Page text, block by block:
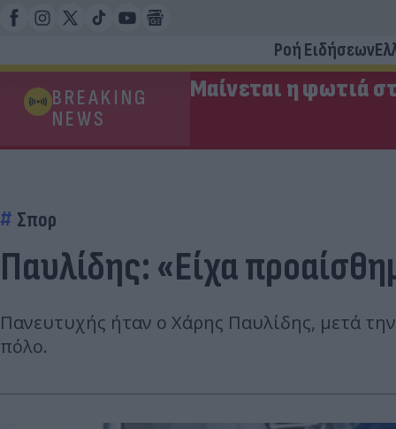
Ροή Ειδήσεων
BREAKING
NEWS
Μαίνεται η φωτιά
Σπορ
Παυλίδης: «Είχα
Πανευτυχής ήταν ο Χάρης Παυλίδης, μετά
πόλο.